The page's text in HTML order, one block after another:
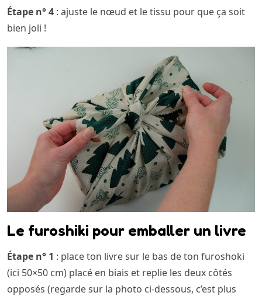
Étape n° 4 : ajuste le nœud et le tissu pour que ça soit
bien joli !
Le furoshiki pour emballer un livre
Étape n° 1 : place ton livre sur le bas de ton furoshoki
(ici 50×50 cm) placé en biais et replie les deux côtés
opposés (regarde sur la photo ci-dessous, c’est plus